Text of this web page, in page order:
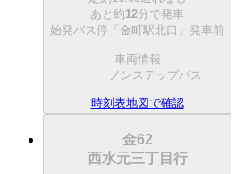
あと約12分で発車
始発バス停「金町駅北口」発車前
車両情報
ノンステップバス
時刻表地図で確認
金62
西水元三丁目行